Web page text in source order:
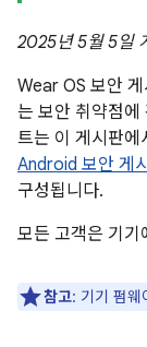
2025년 5월 5일
Wear OS 보안
는 보안 취약점에
트는 이 게시판에
Android 보안 게
구성됩니다.
모든 고객은 기기
참고: 기기 펌웨